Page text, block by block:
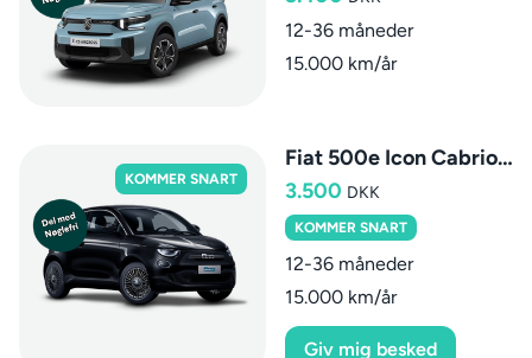
12-36 måneder
15.000 km/år
KOMMER SNART
Fiat 500e Icon Cabriolet
3.500 DKK
KOMMER SNART
12-36 måneder
15.000 km/år
Giv mig besked